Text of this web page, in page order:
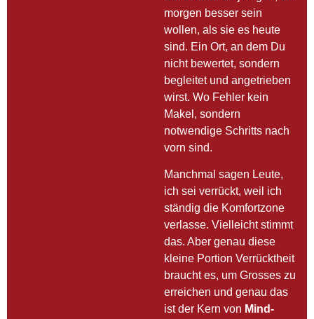
morgen besser sein
wollen, als sie es heute
sind. Ein Ort, an dem Du
nicht bewertet, sondern
begleitet und angetrieben
wirst. Wo Fehler kein
Makel, sondern
notwendige Schritts nach
vorn sind.
Manchmal sagen Leute,
ich sei verrückt, weil ich
ständig die Komfortzone
verlasse. Vielleicht stimmt
das. Aber genau diese
kleine Portion Verrücktheit
braucht es, um Grosses zu
erreichen und genau das
ist der Kern von Mind-